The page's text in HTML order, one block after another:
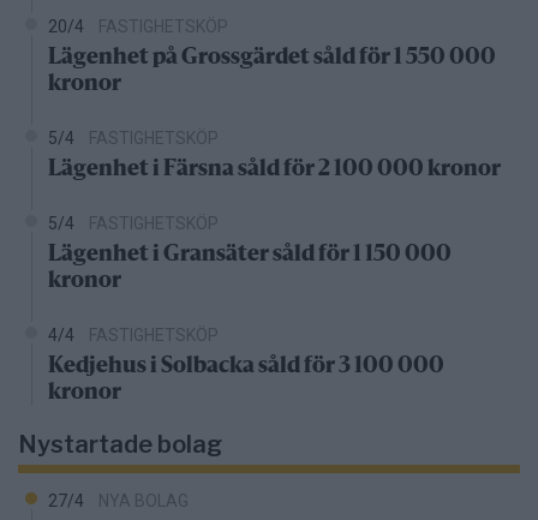
20/4 FASTIGHETSKÖP
Lägenhet på Grossgärdet såld för 1 550 000
kronor
5/4 FASTIGHETSKÖP
Lägenhet i Färsna såld för 2 100 000 kronor
5/4 FASTIGHETSKÖP
Lägenhet i Gransäter såld för 1 150 000
kronor
4/4 FASTIGHETSKÖP
Kedjehus i Solbacka såld för 3 100 000
kronor
Nystartade bolag
27/4 NYA BOLAG